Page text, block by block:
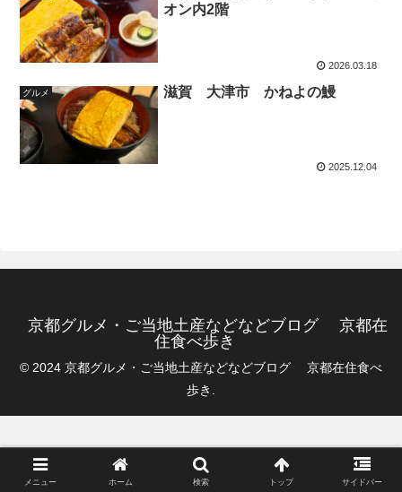
オン内2階
2026.03.18
グルメ 滋賀 大津市 かねよの鰻
2025.12.04
京都グルメ・ご当地土産などなどブログ 京都在
住食べ歩き
© 2024 京都グルメ・ご当地土産などなどブログ 京都在住食べ
歩き.
メニュー ホーム 検索 トップ サイドバー